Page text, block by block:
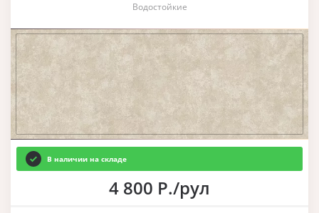
Водостойкие
В наличии на складе
4 800 Р./рул